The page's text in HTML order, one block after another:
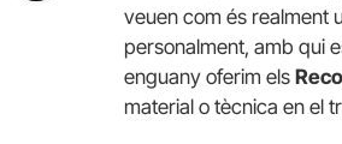
veuen com és realment
personalment, amb qui
enguany oferim els
material o tècnica en el